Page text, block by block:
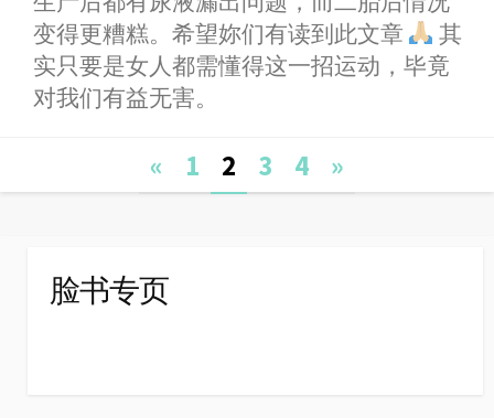
o
k
g
e
r
p
p
r
i
b
o
变得更糟糕。希望妳们有读到此文章
其
实只要是女人都需懂得这一招运动，毕竟
对我们有益无害。
« 1 2 3 4 »
脸书专页